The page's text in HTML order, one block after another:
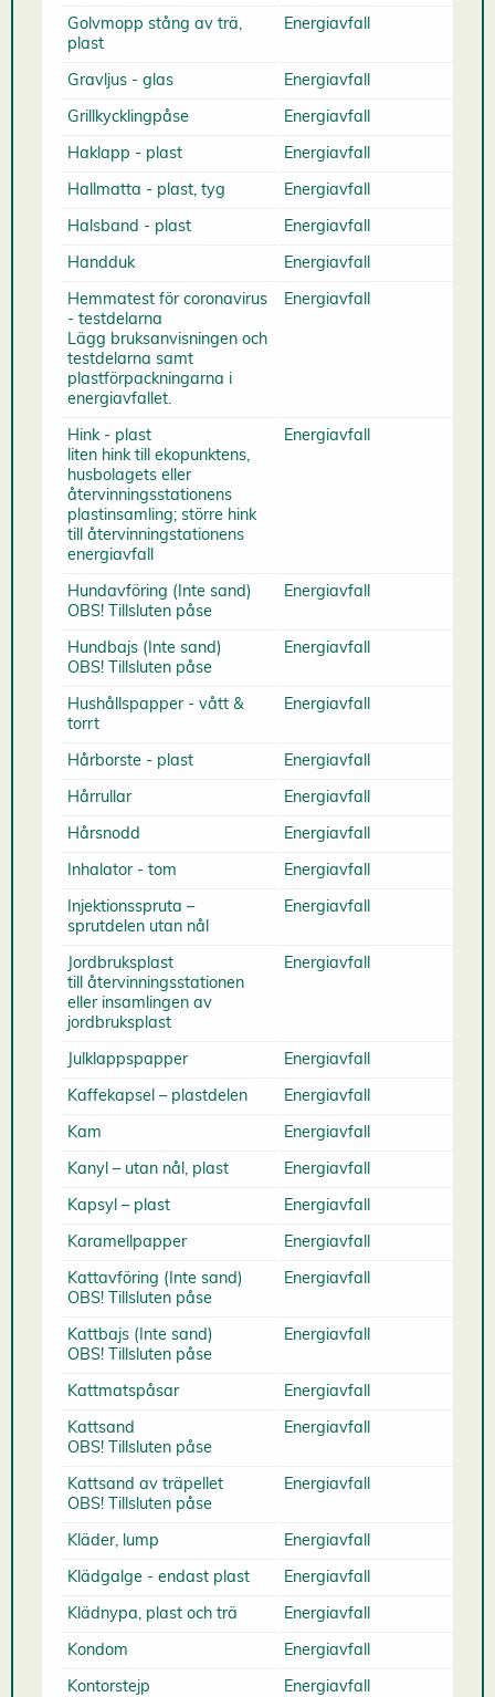
Golvmopp stång av trä,
plast
Energiavfall
Gravljus - glas
Energiavfall
Grillkycklingpåse
Energiavfall
Haklapp - plast
Energiavfall
Hallmatta - plast, tyg
Energiavfall
Halsband - plast
Energiavfall
Handduk
Energiavfall
Hemmatest för coronavirus
- testdelarna
Lägg bruksanvisningen och
testdelarna samt
plastförpackningarna i
energiavfallet.
Energiavfall
Hink - plast
liten hink till ekopunktens,
husbolagets eller
återvinningsstationens
plastinsamling; större hink
till återvinningstationens
energiavfall
Energiavfall
Hundavföring (Inte sand)
OBS! Tillsluten påse
Energiavfall
Hundbajs (Inte sand)
OBS! Tillsluten påse
Energiavfall
Hushållspapper - vått &
torrt
Energiavfall
Hårborste - plast
Energiavfall
Hårrullar
Energiavfall
Hårsnodd
Energiavfall
Inhalator - tom
Energiavfall
Injektionsspruta –
sprutdelen utan nål
Energiavfall
Jordbruksplast
till återvinningsstationen
eller insamlingen av
jordbruksplast
Energiavfall
Julklappspapper
Energiavfall
Kaffekapsel – plastdelen
Energiavfall
Kam
Energiavfall
Kanyl – utan nål, plast
Energiavfall
Kapsyl – plast
Energiavfall
Karamellpapper
Energiavfall
Kattavföring (Inte sand)
OBS! Tillsluten påse
Energiavfall
Kattbajs (Inte sand)
OBS! Tillsluten påse
Energiavfall
Kattmatspåsar
Energiavfall
Kattsand
OBS! Tillsluten påse
Energiavfall
Kattsand av träpellet
OBS! Tillsluten påse
Energiavfall
Kläder, lump
Energiavfall
Klädgalge - endast plast
Energiavfall
Klädnypa, plast och trä
Energiavfall
Kondom
Energiavfall
Kontorstejp
Energiavfall